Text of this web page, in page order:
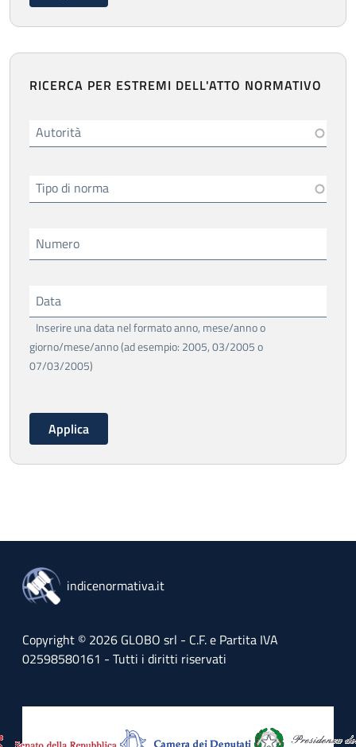
RICERCA PER ESTREMI DELL'ATTO NORMATIVO
Autorità
Tipo di norma
Numero
Data
Inserire una data nel formato anno, mese/anno o
giorno/mese/anno (ad esempio: 2005, 03/2005 o
07/03/2005)
indicenormativa.it
Copyright © 2026 GLOBO srl - C.F. e Partita IVA
02598580161 - Tutti i diritti riservati